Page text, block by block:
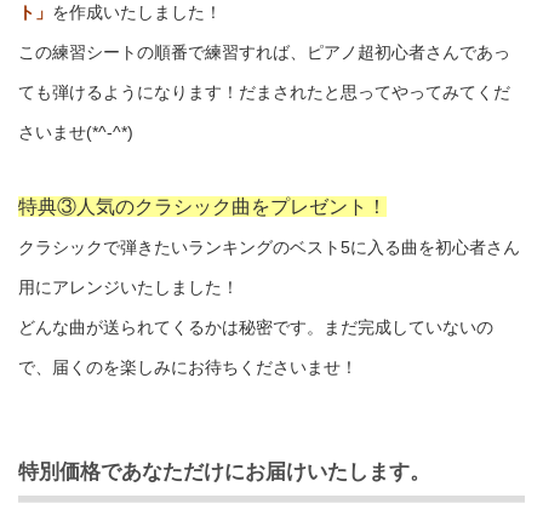
ト」 を作成いたしました！
この練習シートの順番で練習すれば、ピアノ超初心者さんであっ
ても弾けるようになります！だまされたと思ってやってみてくだ
さいませ(*^-^*)
特典③人気のクラシック曲をプレゼント！
クラシックで弾きたいランキングのベスト5に入る曲を初心者さん
用にアレンジいたしました！
どんな曲が送られてくるかは秘密です。まだ完成していないの
で、届くのを楽しみにお待ちくださいませ！
特別価格であなただけにお届けいたします。